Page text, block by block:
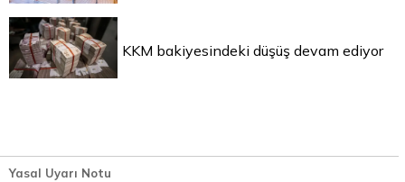
KKM bakiyesindeki düşüş devam ediyor
Yasal Uyarı Notu